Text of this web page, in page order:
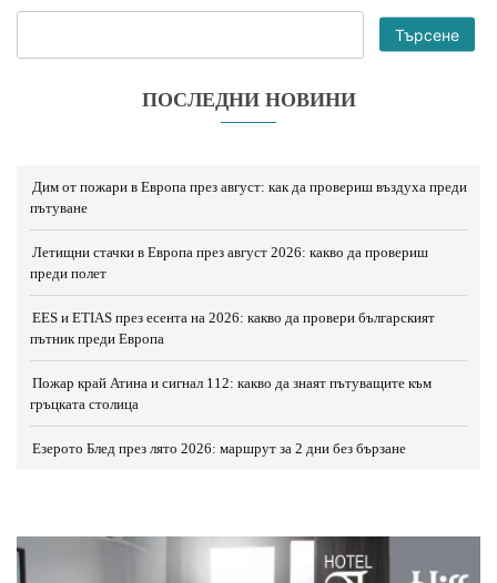
Търсене
ПОСЛЕДНИ НОВИНИ
Дим от пожари в Европа през август: как да провериш въздуха преди
пътуване
Летищни стачки в Европа през август 2026: какво да провериш
преди полет
EES и ETIAS през есента на 2026: какво да провери българският
пътник преди Европа
Пожар край Атина и сигнал 112: какво да знаят пътуващите към
гръцката столица
Езерото Блед през лято 2026: маршрут за 2 дни без бързане